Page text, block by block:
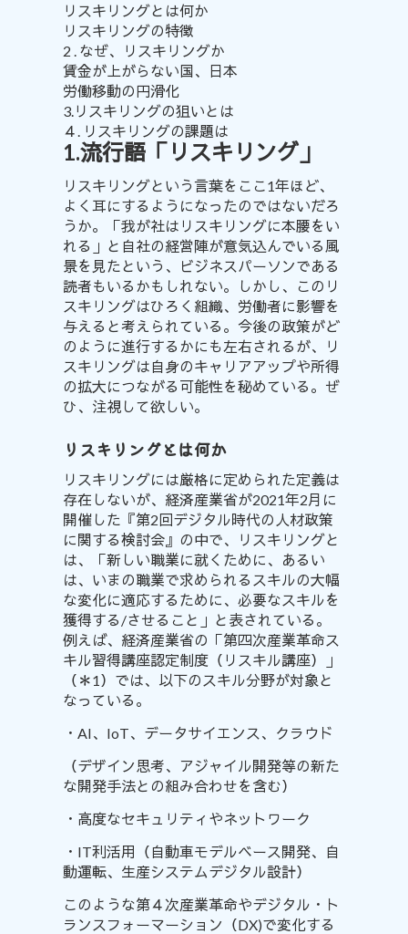
リスキリングとは何か
リスキリングの特徴
2 . なぜ、リスキリングか
賃金が上がらない国、日本
労働移動の円滑化
3.リスキリングの狙いとは
４. リスキリングの課題は
1.流行語「リスキリング」
リスキリングという言葉をここ1年ほど、
よく耳にするようになったのではないだろ
うか。「我が社はリスキリングに本腰をい
れる」と自社の経営陣が意気込んでいる風
景を見たという、ビジネスパーソンである
読者もいるかもしれない。しかし、このリ
スキリングはひろく組織、労働者に影響を
与えると考えられている。今後の政策がど
のように進行するかにも左右されるが、リ
スキリングは自身のキャリアアップや所得
の拡大につながる可能性を秘めている。ぜ
ひ、注視して欲しい。
リスキリングとは何か
リスキリングには厳格に定められた定義は
存在しないが、経済産業省が2021年2月に
開催した『第2回デジタル時代の人材政策
に関する検討会 』の中で、
リスキリングと
は、「新しい職業に就くために、あるい
は、いまの職業で求められるスキルの大幅
な変化に適応するために、必要なスキルを
獲得する/させること」と表されている。
例えば、経済産業省の「第四次産業革命ス
キル習得講座認定制度 （リスキル講座）」
（＊1）では、以下のスキル分野が対象と
なっている。
・AI、IoT、データサイエンス、クラウド
（デザイン思考、アジャイル開発等の新た
な開発手法との組み合わせを含む）
・高度なセキュリティやネットワーク
・IT利活用（自動車モデルベース開発、自
動運転、生産システムデジタル設計）
このような第４次産業革命やデジタル・ト
ランスフォーマーション（DX)で変化する